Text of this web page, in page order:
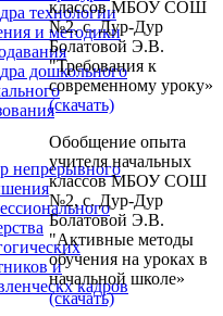
технологии
и методики
дошкольного
непрерывного
и
кадров
классов МБОУ СОШ
№2, с. Дур-Дур
Болатовой Э.В.
"Требования к
современному уроку»
(скачать)
Обобщение опыта
учителя начальных
классов МБОУ СОШ
№2, с. Дур-Дур
Болатовой Э.В.
"Активные методы
обучения на уроках в
начальной школе»
(скачать)